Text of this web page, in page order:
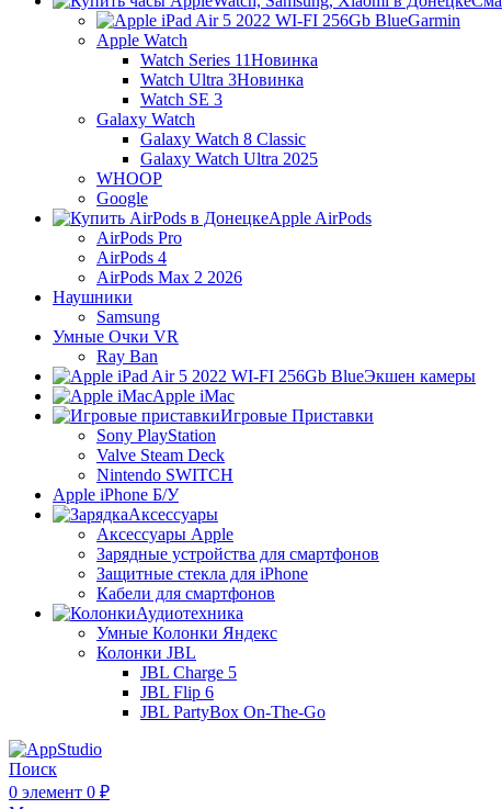
Garmin
Apple Watch
Watch Series 11Новинка
Watch Ultra 3Новинка
Watch SE 3
Galaxy Watch
Galaxy Watch 8 Classic
Galaxy Watch Ultra 2025
WHOOP
Google
Apple AirPods
AirPods Pro
AirPods 4
AirPods Max 2 2026
Наушники
Samsung
Умные Очки VR
Ray Ban
Экшен камеры
Apple iMac
Игровые Приставки
Sony PlayStation
Valve Steam Deck
Nintendo SWITCH
Apple iPhone Б/У
Аксессуары
Аксессуары Apple
Зарядные устройства для смартфонов
Защитные стекла для iPhone
Кабели для смартфонов
Аудиотехника
Умные Колонки Яндекс
Колонки JBL
JBL Charge 5
JBL Flip 6
JBL PartyBox On-The-Go
Поиск
0 элемент 0 ₽